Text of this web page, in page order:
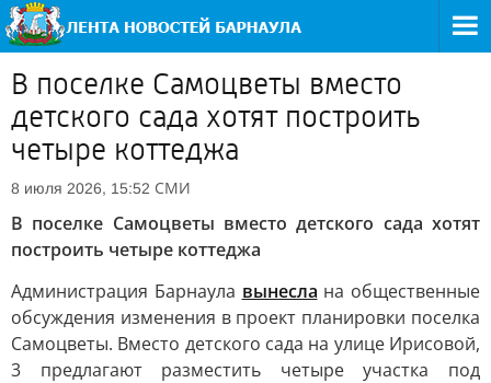
В поселке Самоцветы вместо
детского сада хотят построить
четыре коттеджа
8 июля 2026, 15:52 СМИ
В поселке Самоцветы вместо детского сада хотят
построить четыре коттеджа
Администрация Барнаула вынесла на общественные
обсуждения изменения в проект планировки поселка
Самоцветы. Вместо детского сада на улице Ирисовой,
3 предлагают разместить четыре участка под